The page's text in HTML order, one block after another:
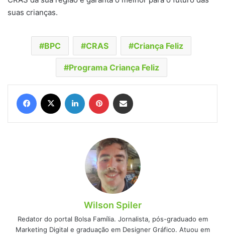
suas crianças.
BPC CRAS Criança Feliz
Programa Criança Feliz
Facebook Linkedin Pinterest
Wilson Spiler
Redator do portal Bolsa Família. Jornalista, pós-graduado em
Marketing Digital e graduação em Designer Gráfico. Atuou em